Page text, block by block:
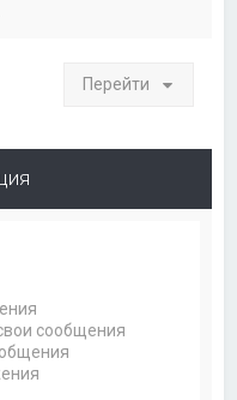
Перейти
сообщения